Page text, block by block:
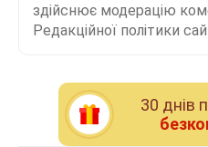
здійснює модерацію
Редакційної політики
30 днiв